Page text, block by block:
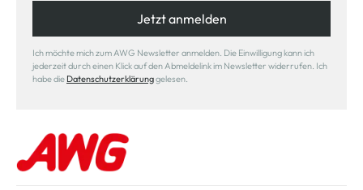
Jetzt anmelden
Ich möchte mich zum AWG Newsletter anmelden. Die Einwilligung kann ich
jederzeit durch einen Klick auf den Abmeldelink im Newsletter widerrufen. Ich
habe die Datenschutzerklärunggelesen.